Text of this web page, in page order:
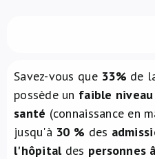
À propos de nous
NL
Savez-vous que 33% de
possède un faible
santé (connaissance en
jusqu'à30 % des
l'hôpital des personnes